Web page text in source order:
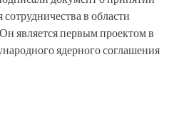
в области
является первым проектом в
ядерного соглашения